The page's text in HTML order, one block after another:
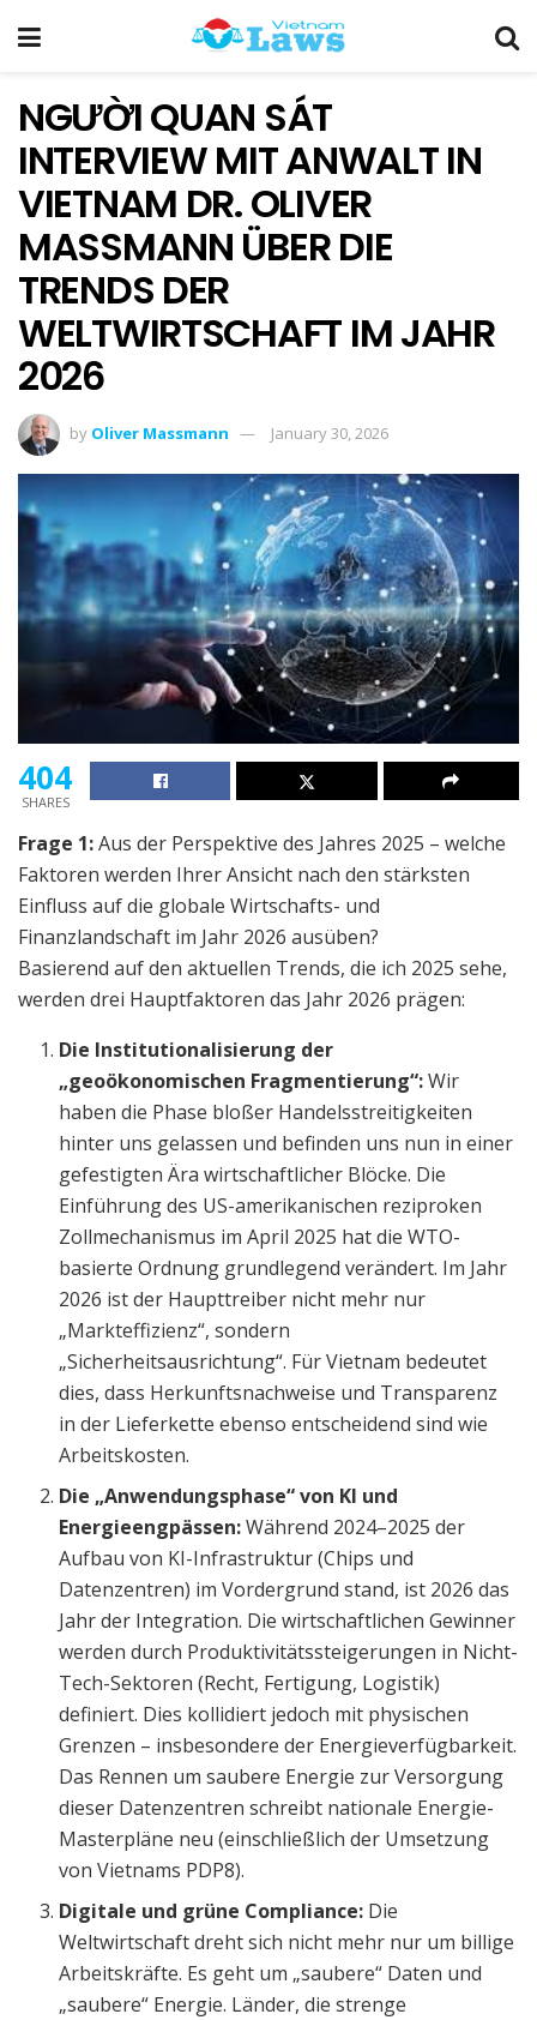
NGƯỜI QUAN SÁT
INTERVIEW MIT ANWALT IN
VIETNAM DR. OLIVER
MASSMANN ÜBER DIE
TRENDS DER
WELTWIRTSCHAFT IM JAHR
2026
by Oliver Massmann January 30, 2026
404
SHARES
Frage 1:Aus der Perspektive des Jahres 2025 – welche
Faktoren werden Ihrer Ansicht nach den stärksten
Einfluss auf die globale Wirtschafts- und
Finanzlandschaft im Jahr 2026 ausüben?
Basierend auf den aktuellen Trends, die ich 2025 sehe,
werden drei Hauptfaktoren das Jahr 2026 prägen:
Die Institutionalisierung der
„geoökonomischen Fragmentierung“:Wir
haben die Phase bloßer Handelsstreitigkeiten
hinter uns gelassen und befinden uns nun in einer
gefestigten Ära wirtschaftlicher Blöcke. Die
Einführung des US-amerikanischen reziproken
Zollmechanismus im April 2025 hat die WTO-
basierte Ordnung grundlegend verändert. Im Jahr
2026 ist der Haupttreiber nicht mehr nur
„Markteffizienz“, sondern
„Sicherheitsausrichtung“. Für Vietnam bedeutet
dies, dass Herkunftsnachweise und Transparenz
in der Lieferkette ebenso entscheidend sind wie
Arbeitskosten.
Die „Anwendungsphase“ von KI und
Energieengpässen:Während 2024–2025 der
Aufbau von KI-Infrastruktur (Chips und
Datenzentren) im Vordergrund stand, ist 2026 das
Jahr der Integration. Die wirtschaftlichen Gewinner
werden durch Produktivitätssteigerungen in Nicht-
Tech-Sektoren (Recht, Fertigung, Logistik)
definiert. Dies kollidiert jedoch mit physischen
Grenzen – insbesondere der Energieverfügbarkeit.
Das Rennen um saubere Energie zur Versorgung
dieser Datenzentren schreibt nationale Energie-
Masterpläne neu (einschließlich der Umsetzung
von Vietnams PDP8).
Digitale und grüne Compliance: Die
Weltwirtschaft dreht sich nicht mehr nur um billige
Arbeitskräfte. Es geht um „saubere“ Daten und
„saubere“ Energie. Länder, die strenge